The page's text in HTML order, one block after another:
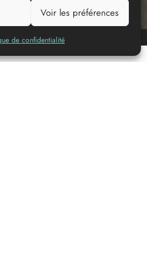
Voir les préférences
de confidentialité
Añadir a mi lista